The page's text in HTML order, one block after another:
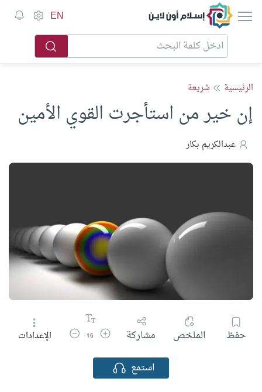
إسلام أون لاين EN
الرئيسية شريعة
إن خير من استأجرت القوي الأمين
عبدالكريم بكار
حفظ الملخص مشاركة زيادة حجم الخط
16 تقليل حجم الخط
الإعدادات
استمع